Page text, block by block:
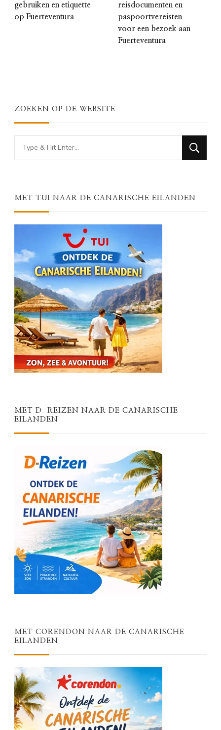
gebruiken en etiquette
op Fuerteventura
reisdocumenten en
paspoortvereisten
voor een bezoek aan
Fuerteventura
ZOEKEN OP DE WEBSITE
Looking
for
MET TUI NAAR DE CANARISCHE EILANDEN
MET D-REIZEN NAAR DE CANARISCHE
EILANDEN
MET CORENDON NAAR DE CANARISCHE
EILANDEN